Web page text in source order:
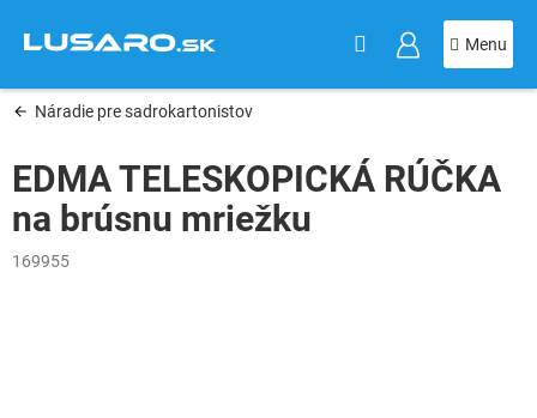
obsah
Náradie pre sadrokartonistov
EDMA TELESKOPICKÁ RÚČKA
na brúsnu mriežku
169955